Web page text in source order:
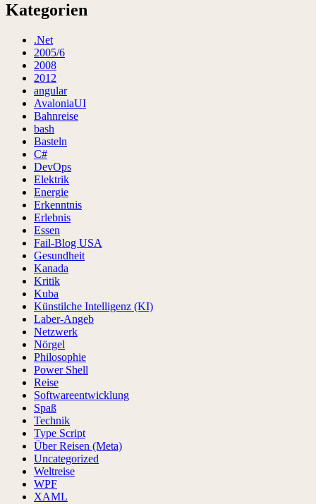
Kategorien
.Net
2005/6
2008
2012
angular
AvaloniaUI
Bahnreise
bash
Basteln
C#
DevOps
Elektrik
Energie
Erkenntnis
Erlebnis
Essen
Fail-Blog USA
Gesundheit
Kanada
Kritik
Kuba
Künstilche Intelligenz (KI)
Laber-Angeb
Netzwerk
Nörgel
Philosophie
Power Shell
Reise
Softwareentwicklung
Spaß
Technik
Type Script
Über Reisen (Meta)
Uncategorized
Weltreise
WPF
XAML